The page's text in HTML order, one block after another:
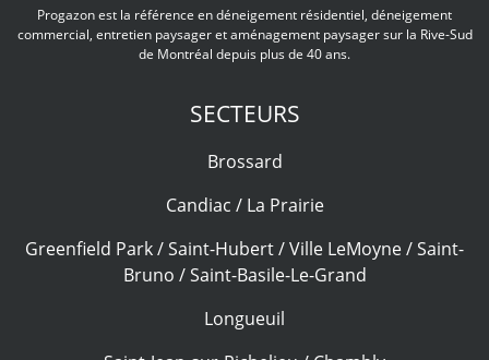
Progazon est la référence en déneigement résidentiel, déneigement
commercial, entretien paysager et aménagement paysager sur la Rive-Sud
de Montréal depuis plus de 40 ans.
SECTEURS
Brossard
Candiac / La Prairie
Greenfield Park / Saint-Hubert / Ville LeMoyne / Saint-
Bruno / Saint-Basile-Le-Grand
Longueuil